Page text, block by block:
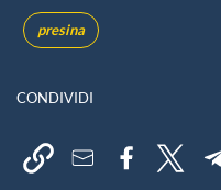
presina
CONDIVIDI